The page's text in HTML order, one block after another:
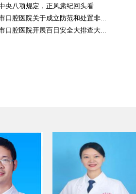
央八项规定，正风肃纪回头看
口腔医院关于成立防范和处置非...
口腔医院开展百日安全大排查大...